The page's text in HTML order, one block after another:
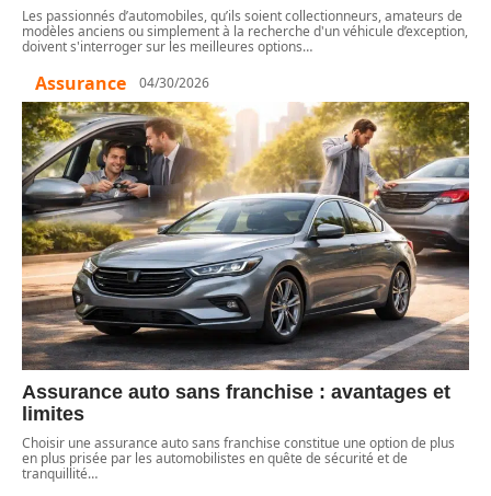
Les passionnés d’automobiles, qu’ils soient collectionneurs, amateurs de
modèles anciens ou simplement à la recherche d'un véhicule d’exception,
doivent s'interroger sur les meilleures options…
Assurance 04/30/2026
Assurance auto sans franchise : avantages et
limites
Choisir une assurance auto sans franchise constitue une option de plus
en plus prisée par les automobilistes en quête de sécurité et de
tranquillité…